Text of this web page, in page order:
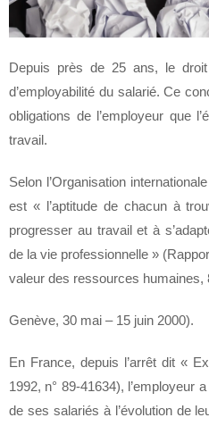
Depuis près de 25 ans, le
d’employabilité du salarié. Ce
obligations de l’employeur que
travail.
Selon l’Organisation
est « l’aptitude de chacun à
progresser au travail et à
de la vie professionnelle »
valeur des ressources humaines,
Genève, 30 mai – 15 juin 2000).
En France, depuis l’arrêt dit «
1992, n° 89-41634), l’employeur
de ses salariés à l’évolution de